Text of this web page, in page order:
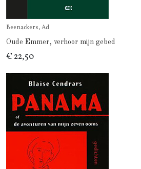
Beenackers, Ad
Oude Emmer, verhoor mijn gebed
€ 22,50